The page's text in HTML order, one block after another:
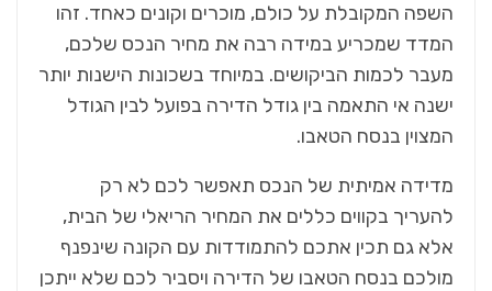
השפה המקובלת על כולם, מוכרים וקונים כאחד. זהו
המדד שמכריע במידה רבה את מחיר הנכס שלכם,
מעבר לכמות הביקושים. במיוחד בשכונות הישנות יותר
ישנה אי התאמה בין גודל הדירה בפועל לבין הגודל
המצוין בנסח הטאבו.
מדידה אמיתית של הנכס תאפשר לכם לא רק
להעריך בקווים כללים את המחיר הריאלי של הבית,
אלא גם תכין אתכם להתמודדות עם הקונה שינפנף
מולכם בנסח הטאבו של הדירה ויסביר לכם שלא ייתכן